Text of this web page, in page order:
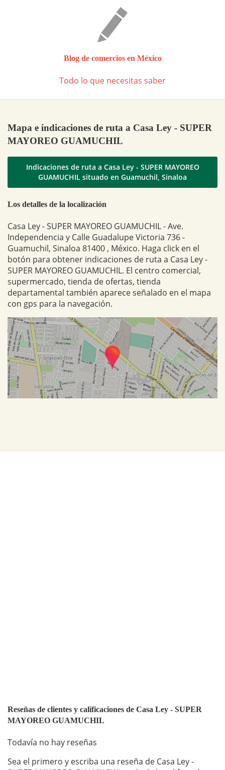
Blog de comercios en México
Todo lo que necesitas saber
Mapa e indicaciones de ruta a Casa Ley - SUPER
MAYOREO GUAMUCHIL
Indicaciones de ruta a Casa Ley - SUPER MAYOREO
GUAMUCHIL situado en Guamuchil, Sinaloa
Los detalles de la localización
Casa Ley - SUPER MAYOREO GUAMUCHIL - Ave.
Independencia y Calle Guadalupe Victoria 736 -
Guamuchil, Sinaloa 81400 , México. Haga click en el
botón para obtener indicaciones de ruta a Casa Ley -
SUPER MAYOREO GUAMUCHIL. El centro comercial,
supermercado, tienda de ofertas, tienda
departamental también aparece señalado en el mapa
con gps para la navegación.
Reseñas de clientes y calificaciones de Casa Ley - SUPER
MAYOREO GUAMUCHIL
Todavía no hay reseñas
Sea el primero y escriba una reseña de Casa Ley -